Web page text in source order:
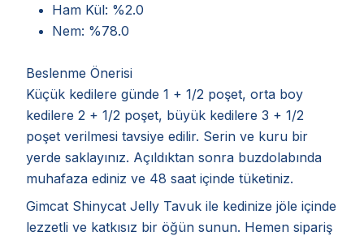
Ham Kül: %2.0
Nem: %78.0
Beslenme Önerisi
Küçük kedilere günde 1 + 1/2 poşet, orta boy
kedilere 2 + 1/2 poşet, büyük kedilere 3 + 1/2
poşet verilmesi tavsiye edilir. Serin ve kuru bir
yerde saklayınız. Açıldıktan sonra buzdolabında
muhafaza ediniz ve 48 saat içinde tüketiniz.
Gimcat Shinycat Jelly Tavuk ile kedinize jöle içinde
lezzetli ve katkısız bir öğün sunun. Hemen sipariş